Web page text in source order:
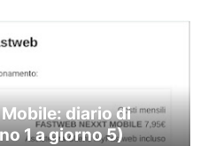
diario di
1 a giorno 5)